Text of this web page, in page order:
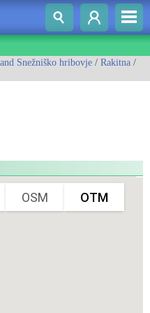
Snežniško hribovje / Rakitna /
OSM OTM